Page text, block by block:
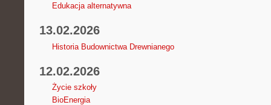
Edukacja alternatywna
13.02.2026
Historia Budownictwa Drewnianego
12.02.2026
Życie szkoły
BioEnergia